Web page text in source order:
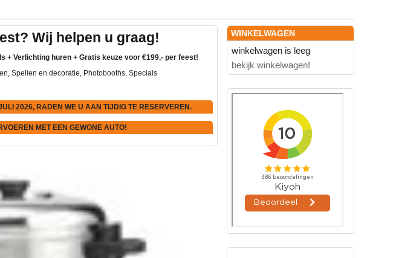
Wij helpen u graag!
+ Verlichting huren + Gratis keuze voor €199,- per feest!
Spellen en decoratie, Photobooths, Specials
2026, RADEN WE U AAN TIJDIGTE RESERVEREN.
MET EEN GEWONE AUTO!
WINKELWAGEN
winkelwagen is leeg
bekijk winkelwagen!